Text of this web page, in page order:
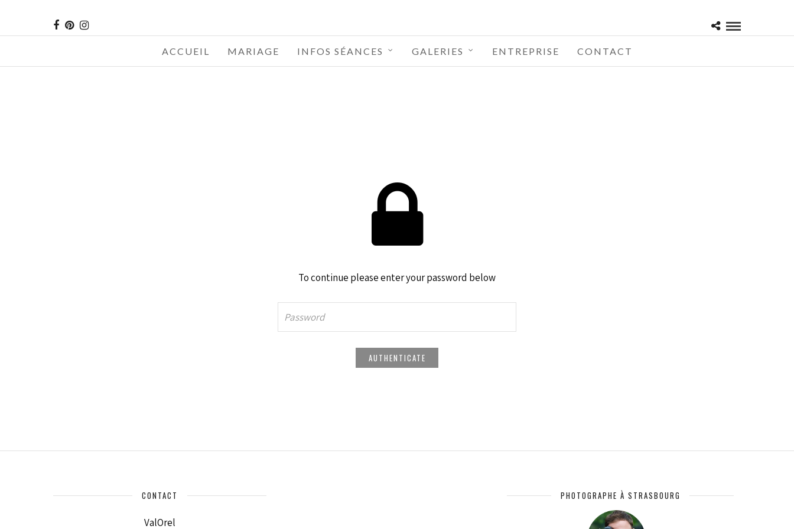
ACCUEIL MARIAGE INFOS SÉANCES GALERIES ENTREPRISE CONTACT
To continue please enter your password below
CONTACT
ValOrel
PHOTOGRAPHE À STRASBOURG